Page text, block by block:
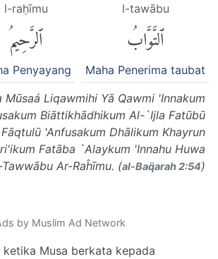
l-tawābu
ٱلتَّوَّابُ
Maha Penerima taubat
l-raḥīmu
ٱلرَّحِيمُ
Penyayang
Mūsaá Liqawmihi Yā Qawmi 'Innakum
Biāttikhādhikum Al-`Ijla Fatūbū
'Anfusakum Dhālikum Khayrun
Fatāba `Alaykum 'Innahu Huwa
Ar-Raĥīmu. (al-Baq̈arah 2:54)
by Muslim Ad Network
ketika Musa berkata kepada